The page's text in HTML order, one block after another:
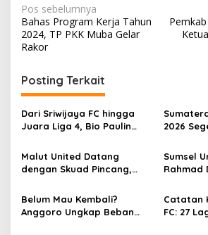
N
a
v
i
g
a
s
i
p
s
Pos sebelumnya
Bahas Program Kerja Tahun
2024, TP PKK Muba Gelar
Rakor
Posting Terkait
Dari Sriwijaya FC hingga
Juara Liga 4, Bio Paulin
Bersama Pasuruan United
2026
Putaran
Malut United Datang
dengan Skuad Pincang,
Optimistis Curi Poin dari
Borneo FC
Sumsel
Rahmad
Cik
Kandidat
Belum Mau Kembali?
Anggoro Ungkap Beban
Catatan
FC: 27